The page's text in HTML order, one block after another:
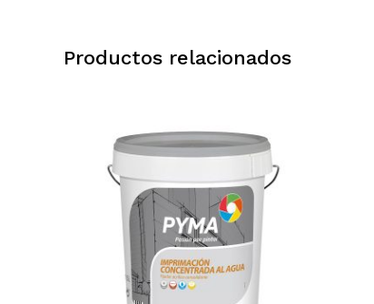
Productos relacionados